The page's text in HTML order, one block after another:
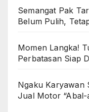
Semangat Pak
Belum Pulih,
Momen Langka!
Perbatasan Siap
Ngaku Karyawan
Jual Motor “Abal-